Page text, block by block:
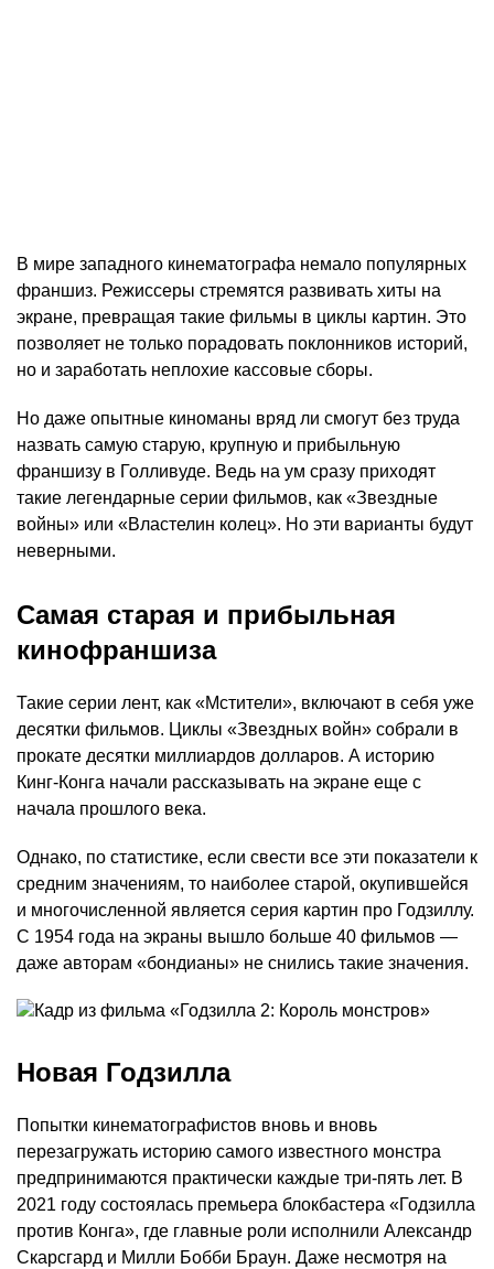
В мире западного кинематографа немало популярных
франшиз. Режиссеры стремятся развивать хиты на
экране, превращая такие фильмы в циклы картин. Это
позволяет не только порадовать поклонников историй,
но и заработать неплохие кассовые сборы.
Но даже опытные киноманы вряд ли смогут без труда
назвать самую старую, крупную и прибыльную
франшизу в Голливуде. Ведь на ум сразу приходят
такие легендарные серии фильмов, как «Звездные
войны» или «Властелин колец». Но эти варианты будут
неверными.
Самая старая и прибыльная
кинофраншиза
Такие серии лент, как «Мстители», включают в себя уже
десятки фильмов. Циклы «Звездных войн» собрали в
прокате десятки миллиардов долларов. А историю
Кинг-Конга начали рассказывать на экране еще с
начала прошлого века.
Однако, по статистике, если свести все эти показатели к
средним значениям, то наиболее старой, окупившейся
и многочисленной является серия картин про Годзиллу.
С 1954 года на экраны вышло больше 40 фильмов —
даже авторам «бондианы» не снились такие значения.
Новая Годзилла
Попытки кинематографистов вновь и вновь
перезагружать историю самого известного монстра
предпринимаются практически каждые три-пять лет. В
2021 году состоялась премьера блокбастера «Годзилла
против Конга», где главные роли исполнили Александр
Скарсгард и Милли Бобби Браун. Даже несмотря на